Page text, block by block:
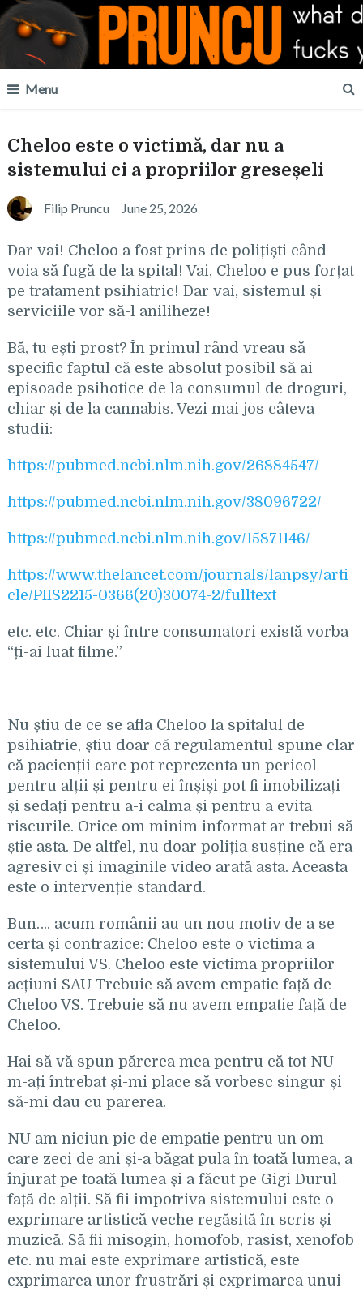
Menu
Cheloo este o victimă, dar nu a
sistemului ci a propriilor greseșeli
Filip Pruncu June 25, 2026
Dar vai! Cheloo a fost prins de polițiști când
voia să fugă de la spital! Vai, Cheloo e pus forțat
pe tratament psihiatric! Dar vai, sistemul și
serviciile vor să-l aniliheze!
Bă, tu ești prost? În primul rând vreau să
specific faptul că este absolut posibil să ai
episoade psihotice de la consumul de droguri,
chiar și de la cannabis. Vezi mai jos câteva
studii:
https://pubmed.ncbi.nlm.nih.gov/26884547/
https://pubmed.ncbi.nlm.nih.gov/38096722/
https://pubmed.ncbi.nlm.nih.gov/15871146/
https://www.thelancet.com/journals/lanpsy/arti
cle/PIIS2215-0366(20)30074-2/fulltext
etc. etc. Chiar și între consumatori există vorba
“ți-ai luat filme.”
Nu știu de ce se afla Cheloo la spitalul de
psihiatrie, știu doar că regulamentul spune clar
că pacienții care pot reprezenta un pericol
pentru alții și pentru ei înșiși pot fi imobilizați
și sedați pentru a-i calma și pentru a evita
riscurile. Orice om minim informat ar trebui să
știe asta. De altfel, nu doar poliția susține că era
agresiv ci și imaginile video arată asta. Aceasta
este o intervenție standard.
Bun…. acum românii au un nou motiv de a se
certa și contrazice: Cheloo este o victima a
sistemului VS. Cheloo este victima propriilor
acțiuni SAU Trebuie să avem empatie față de
Cheloo VS. Trebuie să nu avem empatie față de
Cheloo.
Hai să vă spun părerea mea pentru că tot NU
m-ați întrebat și-mi place să vorbesc singur și
să-mi dau cu parerea.
NU am niciun pic de empatie pentru un om
care zeci de ani și-a băgat pula în toată lumea, a
înjurat pe toată lumea și a făcut pe Gigi Durul
față de alții. Să fii impotriva sistemului este o
exprimare artistică veche regăsită în scris și
muzică. Să fii misogin, homofob, rasist, xenofob
etc. nu mai este exprimare artistică, este
exprimarea unor frustrări și exprimarea unui